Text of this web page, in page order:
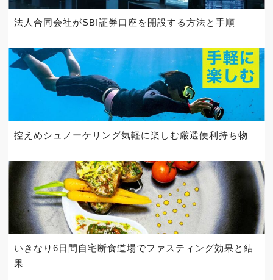
法人合同会社がSBI証券口座を開設する方法と手順
控えめシュノーケリング気軽に楽しむ厳選便利持ち物
いきなり6日間自宅断食道場でファスティング効果と結
果